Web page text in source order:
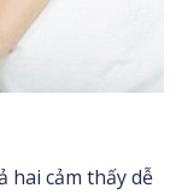
hai cảm thấy dễ